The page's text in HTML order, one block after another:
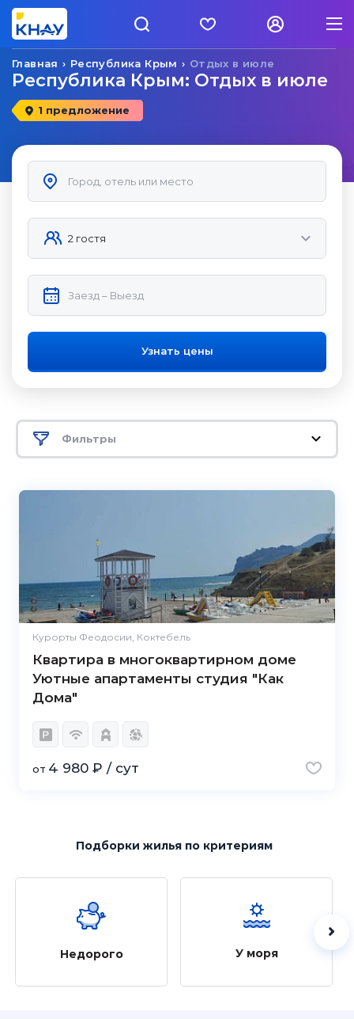
Отдых в июле
Республика Крым
Главная
Республика Крым: Отдых в июле
1 предложение
Узнать цены
Фильтры
Курорты Феодосии, Коктебель
Квартира в многоквартирном доме
Уютные апартаменты студия "Как
Дома"
от 4 980 ₽ / сут
Подборки жильяпо критериям
Недорого У моря